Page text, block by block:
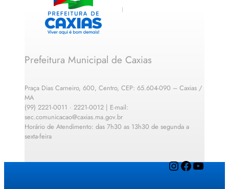
Prefeitura Municipal de Caxias
Praça Dias Carneiro, 600, Centro, CEP: 65.604-090 – Caxias /
MA
(99) 2221-0011 · 2221-0012 | E-mail:
sec.comunicacao@caxias.ma.gov.br
Horário de Atendimento: das 7h30 as 13h30 de segunda a
sexta-feira
InstagramFacebook YouTube